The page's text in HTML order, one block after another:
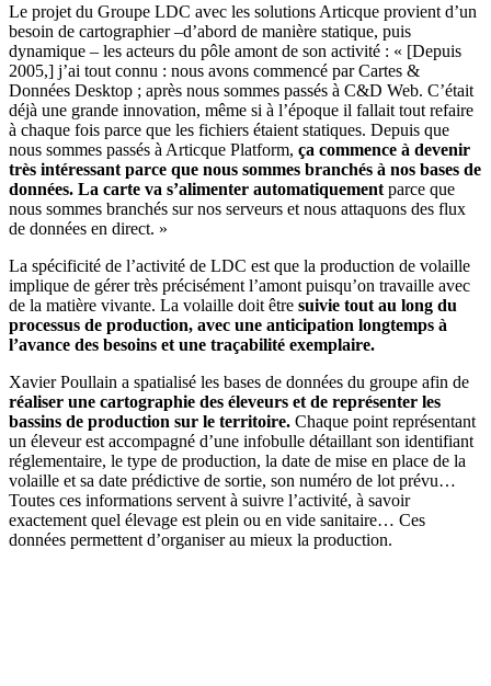
Le projet du Groupe LDC avec les solutions Articque provient d’un
besoin de cartographier –d’abord de manière statique, puis
dynamique – les acteurs du pôle amont de son activité : « [Depuis
2005,] j’ai tout connu : nous avons commencé par Cartes &
Données Desktop ; après nous sommes passés à C&D Web. C’était
déjà une grande innovation, même si à l’époque il fallait tout refaire
à chaque fois parce que les fichiers étaient statiques. Depuis que
nous sommes passés à Articque Platform, ça commence à devenir
très intéressant parce que nous sommes branchés à nos bases de
données. La carte va s’alimenter automatiquement parce que
nous sommes branchés sur nos serveurs et nous attaquons des flux
de données en direct. »
La spécificité de l’activité de LDC est que la production de volaille
implique de gérer très précisément l’amont puisqu’on travaille avec
de la matière vivante. La volaille doit être suivie tout au long du
processus de production, avec une anticipation longtemps à
l’avance des besoins et une traçabilité exemplaire.
Xavier Poullain a spatialisé les bases de données du groupe afin de
réaliser une cartographie des éleveurs et de représenter les
bassins de production sur le territoire. Chaque point représentant
un éleveur est accompagné d’une infobulle détaillant son identifiant
réglementaire, le type de production, la date de mise en place de la
volaille et sa date prédictive de sortie, son numéro de lot prévu…
Toutes ces informations servent à suivre l’activité, à savoir
exactement quel élevage est plein ou en vide sanitaire… Ces
données permettent d’organiser au mieux la production.